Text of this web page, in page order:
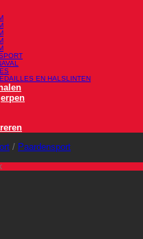
EN HALSLINTEN
/ Paardensport